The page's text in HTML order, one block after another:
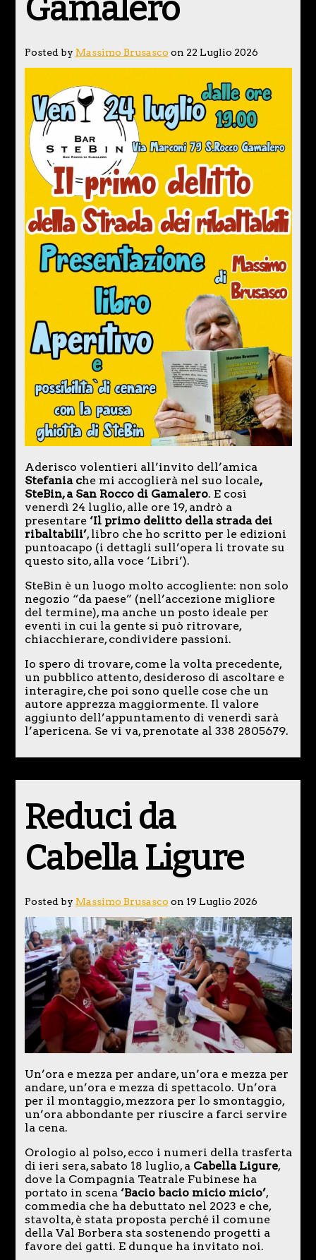
Gamalero
Posted by Massimo Brusasco on 22 Luglio 2026
Aderisco volentieri all’invito dell’amica
Stefania che mi accoglierà nel suo locale,
SteBin, a San Rocco di Gamalero. E così
venerdì 24 luglio, alle ore 19, andrò a
presentare ‘Il primo delitto della strada dei
ribaltabili’, libro che ho scritto per le edizioni
puntoacapo (i dettagli sull’opera li trovate su
questo sito, alla voce ‘Libri’).
SteBin è un luogo molto accogliente: non solo
negozio “da paese” (nell’accezione migliore
del termine), ma anche un posto ideale per
eventi in cui la gente si può ritrovare,
chiacchierare, condividere passioni.
Io spero di trovare, come la volta precedente,
un pubblico attento, desideroso di ascoltare e
interagire, che poi sono quelle cose che un
autore apprezza maggiormente. Il valore
aggiunto dell’appuntamento di venerdì sarà
l’apericena. Se vi va, prenotate al 338 2805679.
Reduci da
Cabella Ligure
Posted by Massimo Brusasco on 19 Luglio 2026
Un’ora e mezza per andare, un’ora e mezza per
andare, un’ora e mezza di spettacolo. Un’ora
per il montaggio, mezzora per lo smontaggio,
un’ora abbondante per riuscire a farci servire
la cena.
Orologio al polso, ecco i numeri della trasferta
di ieri sera, sabato 18 luglio, a Cabella Ligure,
dove la Compagnia Teatrale Fubinese ha
portato in scena ‘Bacio bacio micio micio’,
commedia che ha debuttato nel 2023 e che,
stavolta, è stata proposta perché il comune
della Val Borbera sta sostenendo progetti a
favore dei gatti. E dunque ha invitato noi.